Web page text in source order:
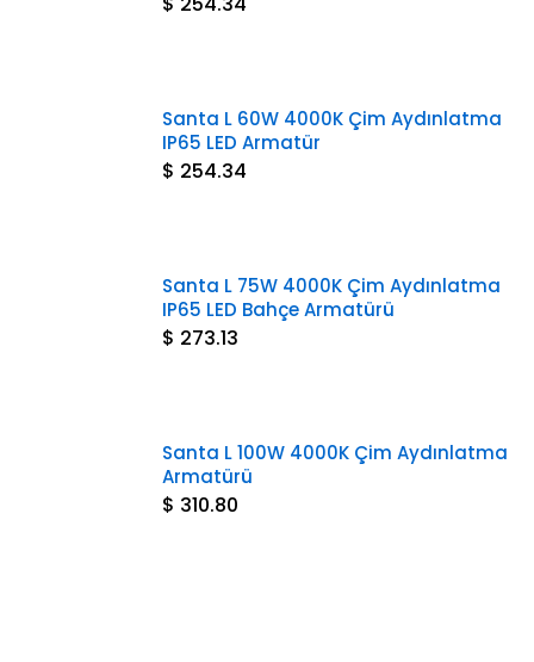
Santa L 60W 4000K Çim Aydınlatma
IP65 LED Armatür
$ 254.34
Santa L 75W 4000K Çim Aydınlatma
IP65 LED Bahçe Armatürü
$ 273.13
Santa L 100W 4000K Çim Aydınlatma
Armatürü
$ 310.80